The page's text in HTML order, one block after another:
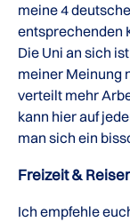
meine 4
entsprechenden
Die Uni an sich
meiner Meinung
verteilt mehr
kann hier auf
man sich ein
Freizeit &
Ich empfehle